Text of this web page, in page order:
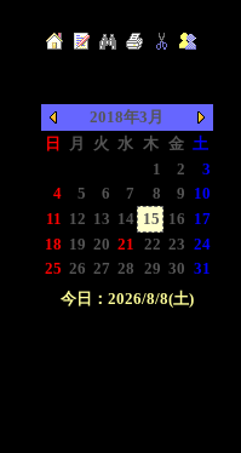
2018年3月
日
月 火 水 木 金 土
1 2
3
4
5 6 7 8 9 10
11 12 13 14 15 16 17
18 19 20 21 22 23 24
25 26 27 28 29 30 31
今日：2026/8/8(土)